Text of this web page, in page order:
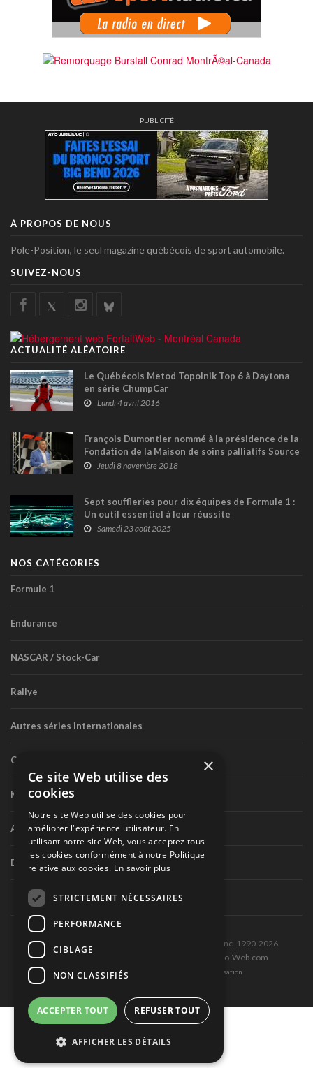
PUBLICITÉ
À PROPOS DE NOUS
Pole-Position, le seul magazine québécois de sport automobile.
SUIVEZ-NOUS
ACTUALITÉ ALÉATOIRE
Le Québécois Metod Topolnik Top 6 à Daytona
en série ChumpCar
Lundi 4 avril 2016
François Dumontier nommé à la présidence de la
Fondation de la Maison de soins palliatifs Source
BleueJeudi 8 novembre 2018
Sept souffleries pour dix équipes de Formule 1 :
Un outil essentiel à leur réussite
Samedi 23 août 2025
NOS CATÉGORIES
Formule 1
Endurance
NASCAR / Stock-Car
Rallye
Autres séries internationales
Circuit routier canadien
Karting
Autres séries nationales
Divers
Tous droits réservés © Les Éditions Pole-Position inc. 1990-2026
Ce site est produit et hébergé par Montréal-Photo-Web.com
Politique de confidentialité et Conditions d’utilisation
×
Ce site Web utilise des
cookies
Notre site Web utilise des cookies pour
améliorer l'expérience utilisateur. En
utilisant notre site Web, vous acceptez tous
les cookies conformément à notre Politique
relative aux cookies. En savoir plus
STRICTEMENT NÉCESSAIRES
PERFORMANCE
CIBLAGE
NON CLASSIFIÉS
ACCEPTER TOUT REFUSER TOUT
AFFICHER LES DÉTAILS